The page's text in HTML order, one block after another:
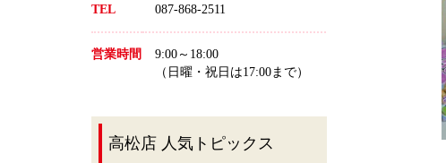
TEL 087-868-2511
営業時間
9:00～18:00
（日曜・祝日は17:00まで）
高松店 人気トピックス